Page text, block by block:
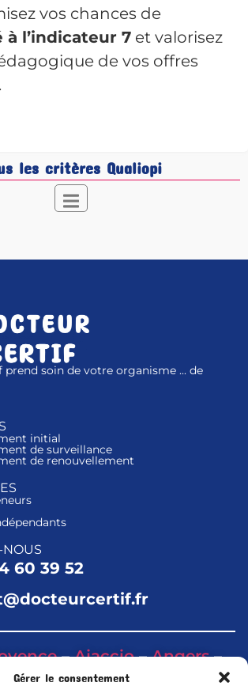
Gérer le consentement
vos chances de
l’indicateur 7 et valorisez
de vos offres
les critères Qualiopi
soin de votre organisme ... de
initial
de surveillance
de renouvellement
NOUS
60 39 52
–Ajaccio–Angers–
Bordeaux–Corse